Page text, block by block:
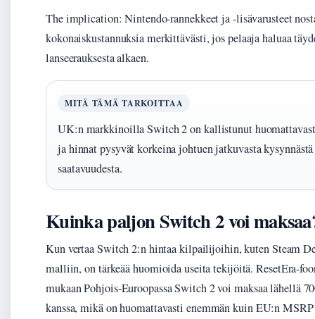
The implication: Nintendo-rannekkeet ja -lisävarusteet
kokonaiskustannuksia merkittävästi, jos pelaaja haluaa
lanseerauksesta alkaen.
MITÄ TÄMÄ TARKOITTAA
UK:n markkinoilla Switch 2 on kallistunut
ja hinnat pysyvät korkeina johtuen jatkuvasta
saatavuudesta.
Kuinka paljon Switch 2 voi
Kun vertaa Switch 2:n hintaa kilpailijoihin, kuten Steam
malliin, on tärkeää huomioida useita tekijöitä. ResetEra-
mukaan Pohjois-Euroopassa Switch 2 voi maksaa lähellä
kanssa, mikä on huomattavasti enemmän kuin EU:n